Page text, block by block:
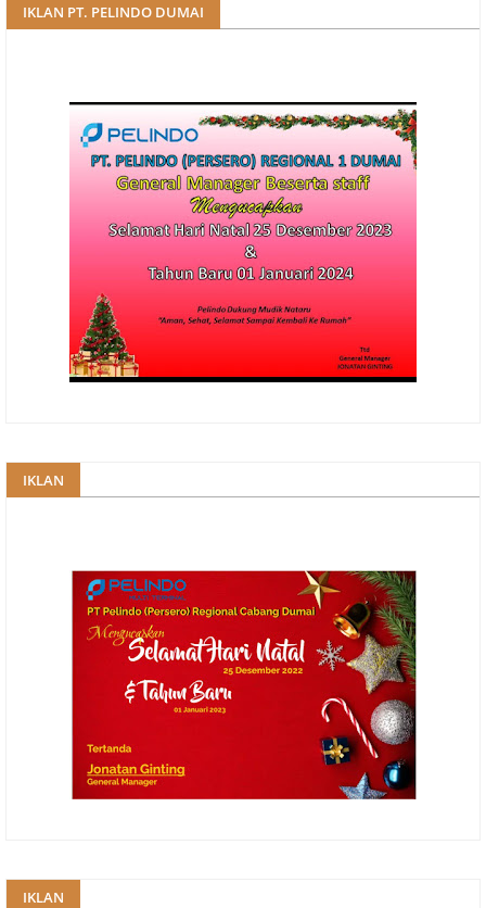
IKLAN PT. PELINDO DUMAI
IKLAN
IKLAN